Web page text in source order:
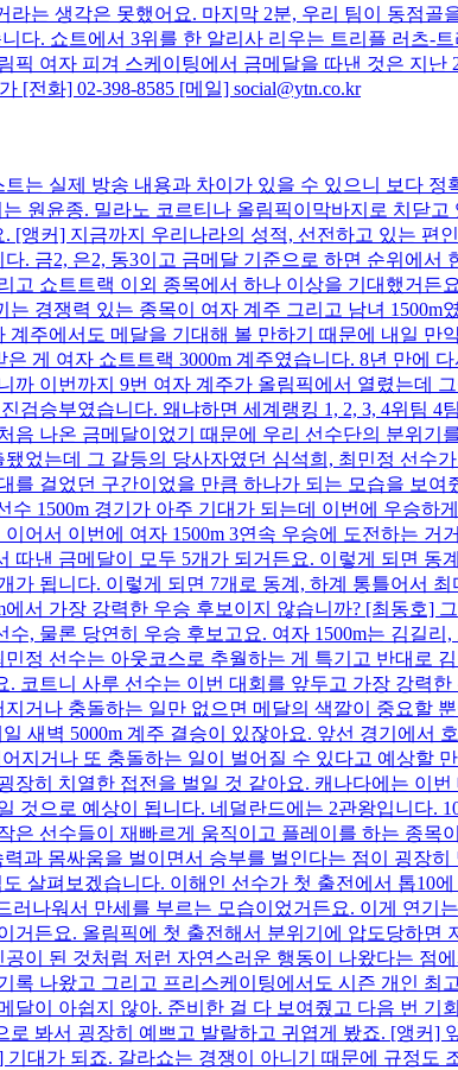
는 생각은 못했어요. 마지막 2분, 우리 팀이 동점골
다. 쇼트에서 3위를 한 알리사 리우는 트리플 러츠-
여자 피겨 스케이팅에서 금메달을 따낸 것은 지
전화] 02-398-8585 [메일] social@ytn.co.kr
는 실제 방송 내용과 차이가 있을 수 있으니 보다
원윤종. 밀라노 코르티나 올림픽이막바지로 치닫
앵커] 지금까지 우리나라의 성적, 선전하고 있는 편
. 금2, 은2, 동3이고 금메달 기준으로 하면 순위에서
쇼트트랙 이외 종목에서 하나 이상을 기대했거든
경쟁력 있는 종목이 여자 계주 그리고 남녀 1500m
주에서도 메달을 기대해 볼 만하기 때문에 내일
게 여자 쇼트트랙 3000m 계주였습니다. 8년 만에
이번까지 9번 여자 계주가 올림픽에서 열렸는데
승부였습니다. 왜냐하면 세계랭킹 1, 2, 3, 4위팀
나온 금메달이었기 때문에 우리 선수단의 분위기
었는데 그 갈등의 당사자였던 심석희, 최민정 선수
걸었던 구간이었을 만큼 하나가 되는 모습을 보
1500m 경기가 아주 기대가 되는데 이번에 우승하
어서 이번에 여자 1500m 3연속 우승에 도전하는 거
낸 금메달이 모두 5개가 되거든요. 이렇게 되면
됩니다. 이렇게 되면 7개로 동계, 하계 통틀어서
서 가장 강력한 우승 후보이지 않습니까? [최동호]
, 물론 당연히 우승 후보고요. 여자 1500m는 김길
정 선수는 아웃코스로 추월하는 게 특기고 반대로
코트니 사루 선수는 이번 대회를 앞두고 가장 강력
거나 충돌하는 일만 없으면 메달의 색깔이 중요할
새벽 5000m 계주 결승이 있잖아요. 앞선 경기에서
거나 또 충돌하는 일이 벌어질 수 있다고 예상할
히 치열한 접전을 벌일 것 같아요. 캐나다에는 이
으로 예상이 됩니다. 네덜란드에는 2관왕입니다.
선수들이 재빠르게 움직이고 플레이를 하는 종
과 몸싸움을 벌이면서 승부를 벌인다는 점이 굉장
살펴보겠습니다. 이해인 선수가 첫 출전에서 톱10
나워서 만세를 부르는 모습이었거든요. 이게 연기
든요. 올림픽에 첫 출전해서 분위기에 압도당하면
이 된 것처럼 저런 자연스러운 행동이 나왔다는 점
나왔고 그리고 프리스케이팅에서도 시즌 개인 최
이 아쉽지 않아. 준비한 걸 다 보여줬고 다음 번 기
봐서 굉장히 예쁘고 발랄하고 귀엽게 봤죠. [앵커]
대가 되죠. 갈라쇼는 경쟁이 아니기 때문에 규정도